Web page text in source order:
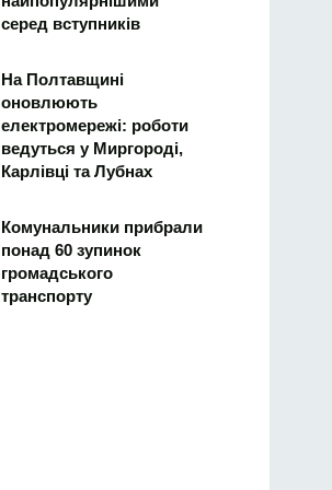
серед вступників
На Полтавщині
оновлюють
електромережі: роботи
ведуться у Миргороді,
Карлівці та Лубнах
Комунальники прибрали
понад 60 зупинок
громадського
транспорту